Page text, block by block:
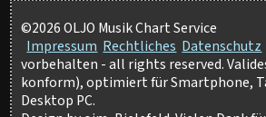
©2026 OLJO Musik Chart Service
Impressum Rechtliches Datenschutz
vorbehalten - all rights reserved.
konform), optimiert für Smartphone,
Desktop PC.